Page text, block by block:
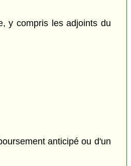
y compris les adjoints du
anticipé ou d'un